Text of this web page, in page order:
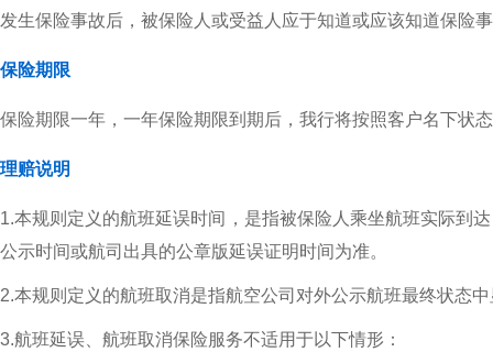
发生保险事故后，被保险人或受益人应于知道或应该知道保险
保险期限
保险期限一年，一年保险期限到期后，我行将按照客户名下状
理赔说明
1.本规则定义的航班延误时间，是指被保险人乘坐航班实际到
公示时间或航司出具的公章版延误证明时间为准。
2.本规则定义的航班取消是指航空公司对外公示航班最终状态
3.航班延误、航班取消保险服务不适用于以下情形：